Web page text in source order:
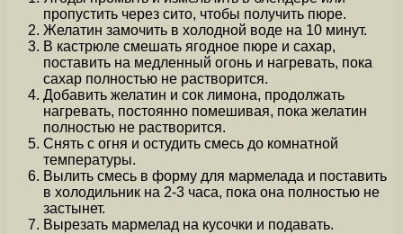
пропустить через сито, чтобы получить пюре.
Желатин замочить в холодной воде на 10 минут.
В кастрюле смешать ягодное пюре и сахар,
поставить на медленный огонь и нагревать, пока
сахар полностью не растворится.
Добавить желатин и сок лимона, продолжать
нагревать, постоянно помешивая, пока желатин
полностью не растворится.
Снять с огня и остудить смесь до комнатной
температуры.
Вылить смесь в форму для мармелада и поставить
в холодильник на 2-3 часа, пока она полностью не
застынет.
Вырезать мармелад на кусочки и подавать.